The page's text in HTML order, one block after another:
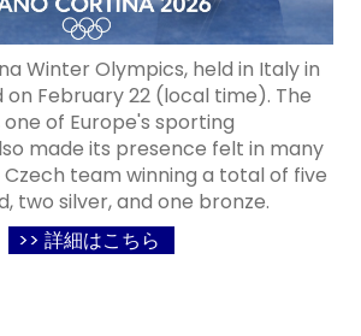
Winter Olympics, held in Italy in
on February 22 (local time). The
of Europe's sporting
made its presence felt in many
team winning a total of five
two silver, and one bronze.
>> 詳細はこちら